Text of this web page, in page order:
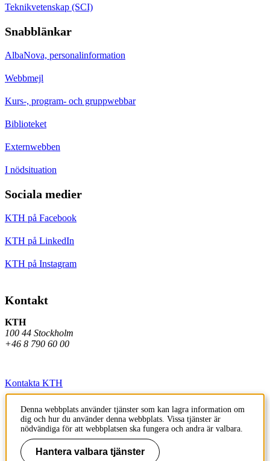
Teknikvetenskap (SCI)
Snabblänkar
AlbaNova, personalinformation
Webbmejl
Kurs-, program- och gruppwebbar
Biblioteket
Externwebben
I nödsituation
Sociala medier
KTH på Facebook
KTH på LinkedIn
KTH på Instagram
Kontakt
KTH
100 44 Stockholm
+46 8 790 60 00
Kontakta KTH
Jobba på KTH
Press och media
Faktura och betalning KTH
Denna webbplats använder tjänster som kan lagra information om
dig och hur du använder denna webbplats. Vissa tjänster är
nödvändiga för att webbplatsen ska fungera och andra är valbara.
Hantera valbara tjänster